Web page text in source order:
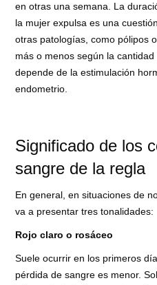
en otras una semana. La
la mujer expulsa es una
otras patologías, como pólipos
más o menos según la
depende de la estimulación
endometrio.
Significado de los
sangre de la regla
En general, en situaciones de
va a presentar tres tonalidades:
Rojo claro o rosáceo
Suele ocurrir en los primeros
pérdida de sangre es menor.